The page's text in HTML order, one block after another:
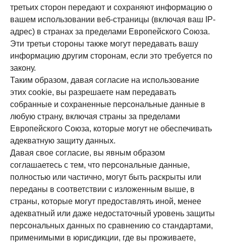
третьих сторон передают и сохраняют информацию о
вашем использовании веб-страницы (включая ваш IP-
адрес) в странах за пределами Европейского Союза.
Эти третьи стороны также могут передавать вашу
информацию другим сторонам, если это требуется по
закону.
Таким образом, давая согласие на использование
этих cookie, вы разрешаете нам передавать
собранные и сохраненные персональные данные в
любую страну, включая страны за пределами
Европейского Союза, которые могут не обеспечивать
адекватную защиту данных.
Давая свое согласие, вы явным образом
соглашаетесь с тем, что персональные данные,
полностью или частично, могут быть раскрыты или
переданы в соответствии с изложенным выше, в
страны, которые могут предоставлять иной, менее
адекватный или даже недостаточный уровень защиты
персональных данных по сравнению со стандартами,
применимыми в юрисдикции, где вы проживаете,